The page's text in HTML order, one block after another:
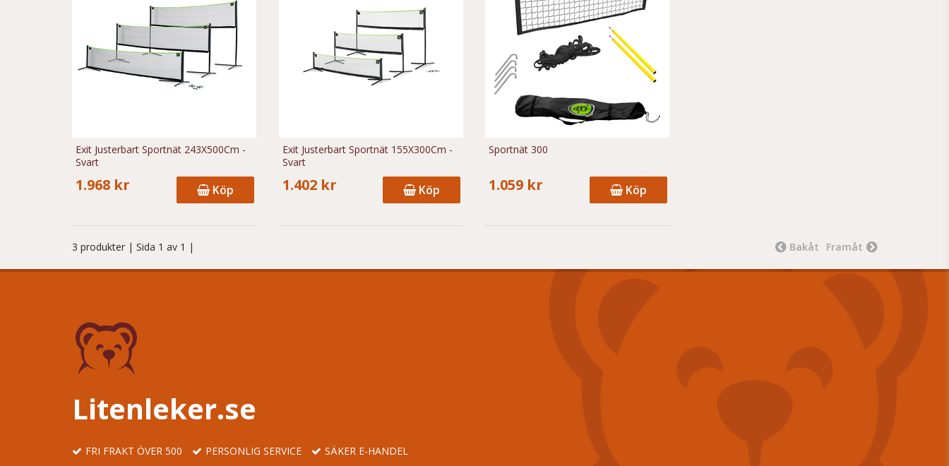
Exit Justerbart Sportnät 243X500Cm -
Svart
1.968 kr Köp
Exit Justerbart Sportnät 155X300Cm -
Svart
1.402 kr Köp
Sportnät 300
1.059 kr Köp
3 produkter | Sida 1 av 1 | Framåt
Bakåt
Litenleker.se
FRI FRAKT ÖVER 500 PERSONLIG SERVICE SÄKER E-HANDEL